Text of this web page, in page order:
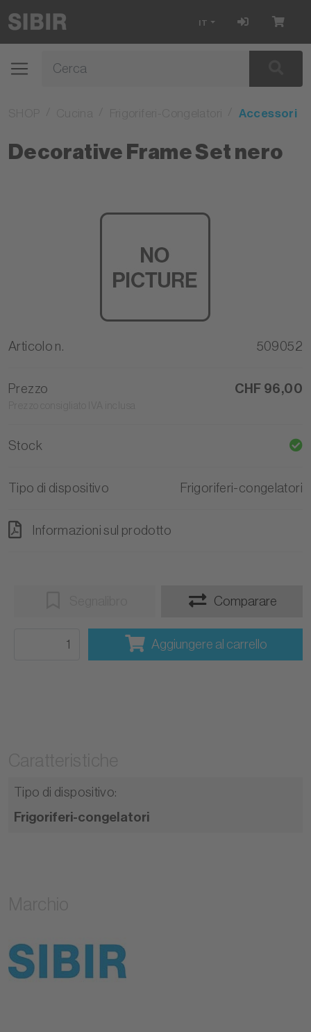
IT
Accessori
Decorative Frame Set nero
Articolo n. 509052
Prezzo CHF 96,00
Stock
Tipo di dispositivo Frigoriferi-congelatori
Informazioni sul prodotto
Comparare
Aggiungere al carrello
Tipo di dispositivo:
Frigoriferi-congelatori